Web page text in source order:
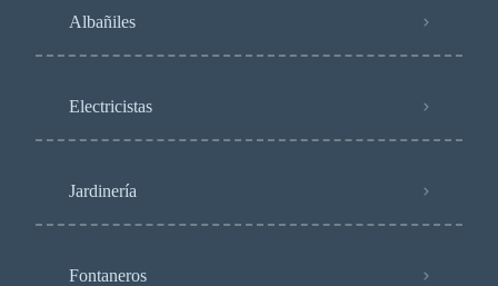
Albañiles
Electricistas
Jardinería
Fontaneros